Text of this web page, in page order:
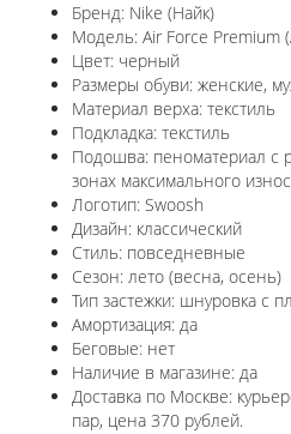
Бренд: Nike (Найк)
Модель: Air Force Premium
Цвет: черный
Размеры обуви: женские,
Материал верха: текстиль
Подкладка: текстиль
Подошва: пеноматериал с
зонах максимального
Логотип: Swoosh
Дизайн: классический
Стиль: повседневные
Сезон: лето (весна, осень)
Тип застежки: шнуровка с
Амортизация: да
Беговые: нет
Наличие в магазине: да
Доставка по Москве:
пар, цена 370 рублей.